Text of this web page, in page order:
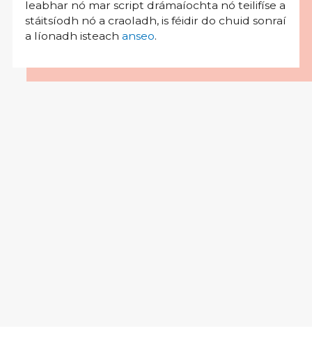
leabhar nó mar script drámaíochta nó teilifíse a
stáitsíodh nó a craoladh, is féidir do chuid sonraí
a líonadh isteach anseo.